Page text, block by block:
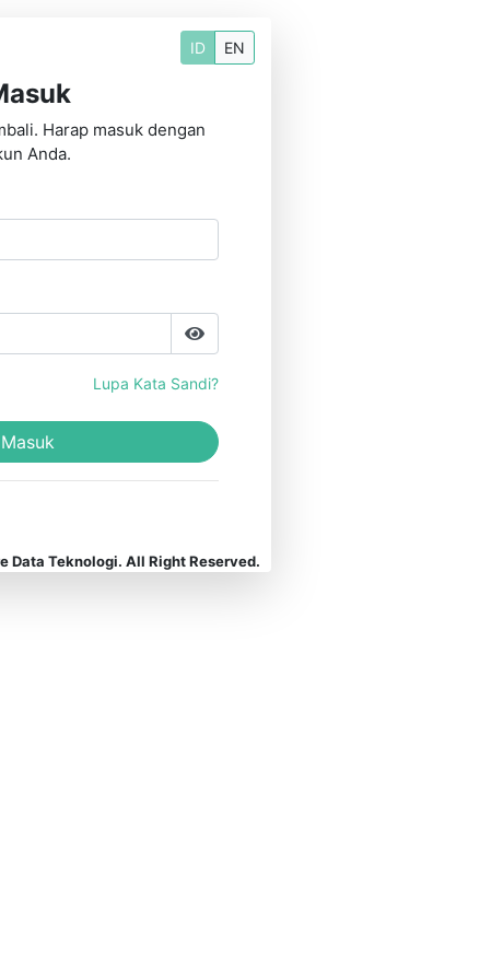
ID EN
Harap masuk dengan
Anda.
Lupa Kata Sandi?
Masuk
Data Teknologi. All Right Reserved.